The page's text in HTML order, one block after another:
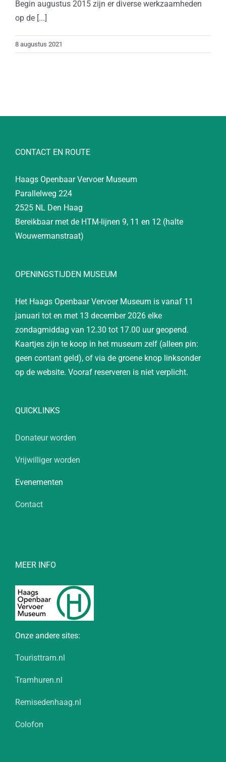
Begin augustus 2015 zijn er diverse werkzaamheden
op de [...]
8 augustus 2021
CONTACT EN ROUTE
Haags Openbaar Vervoer Museum
Parallelweg 224
2525 NL Den Haag
Bereikbaar met de HTM-lijnen 9, 11 en 12 (halte
Wouwermanstraat)
OPENINGSTIJDEN MUSEUM
Het Haags Openbaar Vervoer Museum is vanaf 11
januari tot en met 13 december 2026 elke
zondagmiddag van 12.30 tot 17.00 uur geopend.
Kaartjes zijn te koop in het museum zelf (alleen pin:
geen contant geld), of via de groene knop linksonder
op de website. Vooraf reserveren is niet verplicht.
QUICKLINKS
Donateur worden
Vrijwilliger worden
Evenementen
Contact
MEER INFO
Onze andere sites:
Touristtram.nl
Tramhuren.nl
Remisedenhaag.nl
Colofon